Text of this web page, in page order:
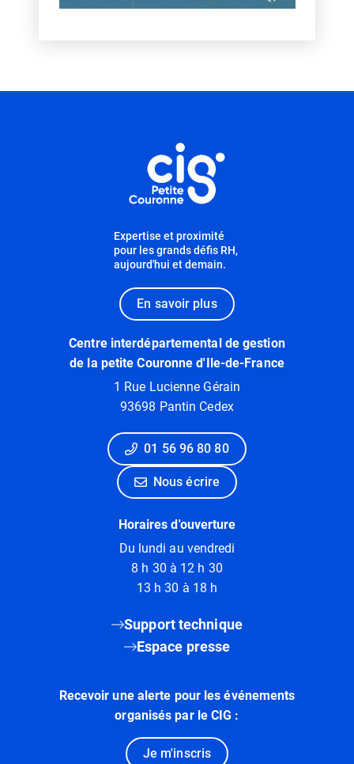
Expertise et proximité
pour les grands défis RH,
aujourd'hui et demain.
En savoir plus
Centre interdépartemental de gestion
de la petite Couronne d'Ile-de-France
1 Rue Lucienne Gérain
93698 Pantin Cedex
01 56 96 80 80
Nous écrire
Horaires d'ouverture
Du lundi au vendredi
8 h 30 à 12 h 30
13 h 30 à 18 h
Support technique
Espace presse
Recevoir une alerte pour les événements
organisés par le CIG :
Je m'inscris